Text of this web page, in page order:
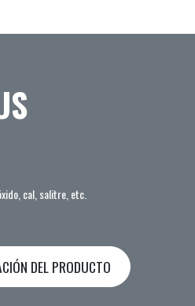
cal, salitre, etc.
DEL PRODUCTO